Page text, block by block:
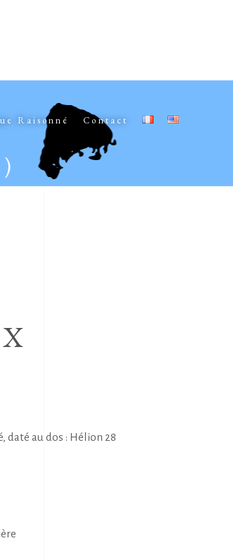
Raisonné Contact
daté au dos : Hélion 28